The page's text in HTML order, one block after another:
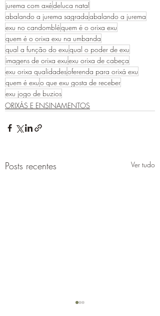
jurema com axédeluca natal
abalando a jurema sagradaabalando a jurema
exu no candombléquem é o orixa exu
quem é o orixa exu na umbanda
qual a função do exuqual o poder de exu
imagens de orixa exuexu orixa de cabeça
exu orixa qualidadesoferenda para orixá exu
quem é exuo que exu gosta de receber
exu jogo de buzios
ORIXÁS E ENSINAMENTOS
Posts recentes Ver tudo